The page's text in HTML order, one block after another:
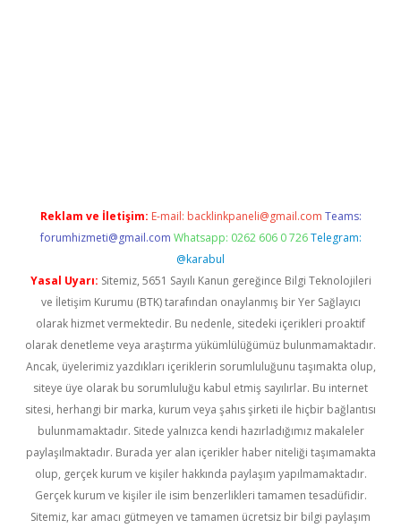
Reklam ve İletişim: E-mail: backlinkpaneli@gmail.com Teams:
forumhizmeti@gmail.com Whatsapp: 0262 606 0 726 Telegram:
@karabul
Yasal Uyarı: Sitemiz, 5651 Sayılı Kanun gereğince Bilgi Teknolojileri
ve İletişim Kurumu (BTK) tarafından onaylanmış bir Yer Sağlayıcı
olarak hizmet vermektedir. Bu nedenle, sitedeki içerikleri proaktif
olarak denetleme veya araştırma yükümlülüğümüz bulunmamaktadır.
Ancak, üyelerimiz yazdıkları içeriklerin sorumluluğunu taşımakta olup,
siteye üye olarak bu sorumluluğu kabul etmiş sayılırlar. Bu internet
sitesi, herhangi bir marka, kurum veya şahıs şirketi ile hiçbir bağlantısı
bulunmamaktadır. Sitede yalnızca kendi hazırladığımız makaleler
paylaşılmaktadır. Burada yer alan içerikler haber niteliği taşımamakta
olup, gerçek kurum ve kişiler hakkında paylaşım yapılmamaktadır.
Gerçek kurum ve kişiler ile isim benzerlikleri tamamen tesadüfidir.
Sitemiz, kar amacı gütmeyen ve tamamen ücretsiz bir bilgi paylaşım